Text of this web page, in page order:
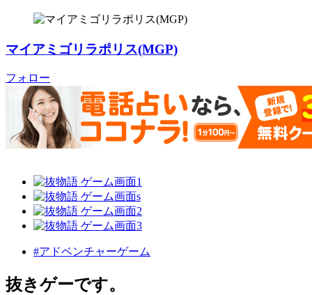
マイアミゴリラポリス(MGP)
フォロー
#アドベンチャーゲーム
抜きゲーです。